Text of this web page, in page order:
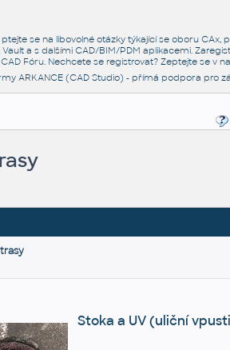
se na libovolné otázky týkající se oboru
Vault a s dalšími CAD/BIM/PDM aplikacemi.
CAD Fóru. Nechcete se registrovat? Zeptejte se v
ARKANCE (CAD Studio) - přímá podpora pro
Stoka a UV (uliční